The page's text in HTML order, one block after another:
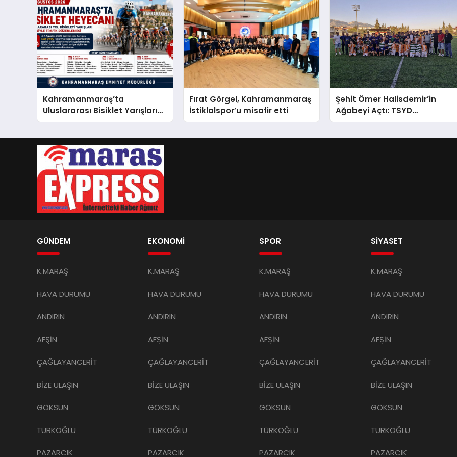
Kahramanmaraş’ta
Uluslararası Bisiklet Yarışları
Nedeniyle Bazı Güzergahlar
Fırat Görgel, Kahramanmaraş
İstiklalspor’u misafir etti
Şehit Ömer Halisdemir’in
Ağabeyi Açtı: TSYD
Kahramanmaraş Cup
GÜNDEM
K.MARAŞ
HAVA DURUMU
ANDIRIN
AFŞİN
ÇAĞLAYANCERİT
BİZE ULAŞIN
GÖKSUN
TÜRKOĞLU
PAZARCIK
EKONOMİ
K.MARAŞ
HAVA DURUMU
ANDIRIN
AFŞİN
ÇAĞLAYANCERİT
BİZE ULAŞIN
GÖKSUN
TÜRKOĞLU
PAZARCIK
SPOR
K.MARAŞ
HAVA DURUMU
ANDIRIN
AFŞİN
ÇAĞLAYANCERİT
BİZE ULAŞIN
GÖKSUN
TÜRKOĞLU
PAZARCIK
SİYASET
K.MARAŞ
HAVA DURUMU
ANDIRIN
AFŞİN
ÇAĞLAYANCERİT
BİZE ULAŞIN
GÖKSUN
TÜRKOĞLU
PAZARCIK